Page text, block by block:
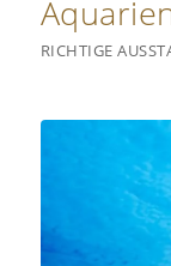
RICHTIGE